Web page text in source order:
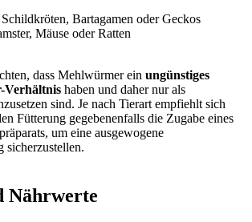
Bartagamen oder Geckos
Mäuse oder Ratten
dass Mehlwürmer ein ungünstiges
Verhältnis haben und daher nur als
sind. Je nach Tierart empfiehlt sich
Fütterung gegebenenfalls die Zugabe eines
um eine ausgewogene
sicherzustellen.
Nährwerte